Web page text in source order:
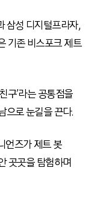
삼성 디지털프라자,
기존 비스포크 제트
구’라는 공통점을
으로 눈길을 끈다.
언즈가 제트 봇
곳곳을 탐험하며